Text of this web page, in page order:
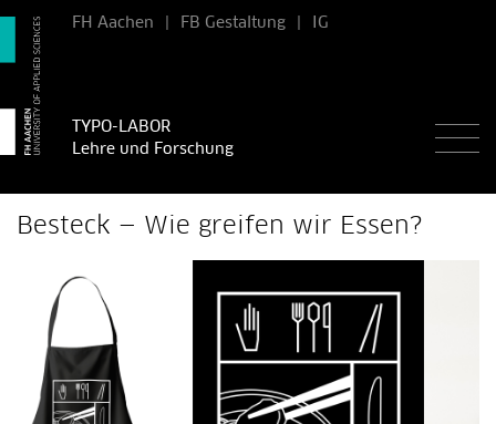
FH Aachen FB Gestaltung IG
TYPO-LABOR
Lehre und Forschung
Besteck — Wie greifen wir Essen?